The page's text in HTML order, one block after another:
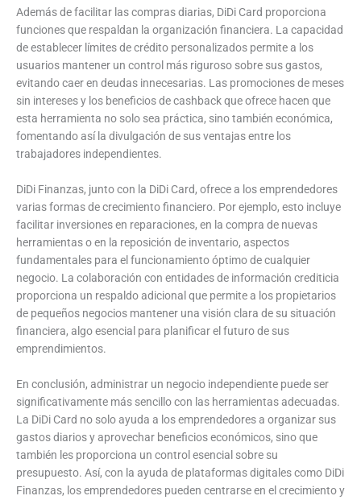
Además de facilitar las compras diarias, DiDi Card proporciona
funciones que respaldan la organización financiera. La capacidad
de establecer límites de crédito personalizados permite a los
usuarios mantener un control más riguroso sobre sus gastos,
evitando caer en deudas innecesarias. Las promociones de meses
sin intereses y los beneficios de cashback que ofrece hacen que
esta herramienta no solo sea práctica, sino también económica,
fomentando así la divulgación de sus ventajas entre los
trabajadores independientes.
DiDi Finanzas, junto con la DiDi Card, ofrece a los emprendedores
varias formas de crecimiento financiero. Por ejemplo, esto incluye
facilitar inversiones en reparaciones, en la compra de nuevas
herramientas o en la reposición de inventario, aspectos
fundamentales para el funcionamiento óptimo de cualquier
negocio. La colaboración con entidades de información crediticia
proporciona un respaldo adicional que permite a los propietarios
de pequeños negocios mantener una visión clara de su situación
financiera, algo esencial para planificar el futuro de sus
emprendimientos.
En conclusión, administrar un negocio independiente puede ser
significativamente más sencillo con las herramientas adecuadas.
La DiDi Card no solo ayuda a los emprendedores a organizar sus
gastos diarios y aprovechar beneficios económicos, sino que
también les proporciona un control esencial sobre su
presupuesto. Así, con la ayuda de plataformas digitales como DiDi
Finanzas, los emprendedores pueden centrarse en el crecimiento y